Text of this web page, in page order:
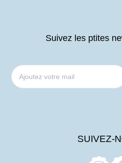
Suivez les ptites
SUIVEZ-